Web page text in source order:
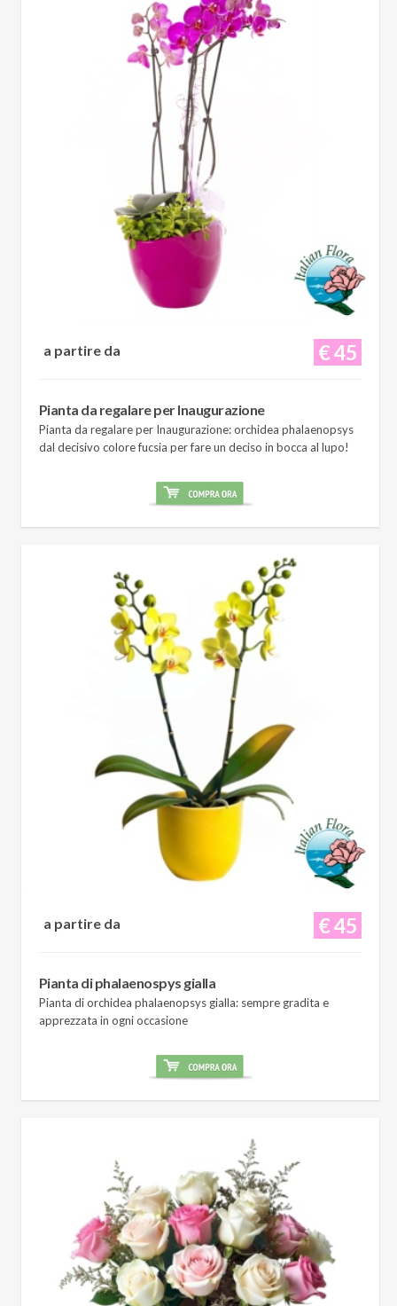
€ 45
a partire da
Pianta da regalare per Inaugurazione
Pianta da regalare per Inaugurazione: orchidea phalaenopsys
dal decisivo colore fucsia per fare un deciso in bocca al lupo!
€ 45
a partire da
Pianta di phalaenospys gialla
Pianta di orchidea phalaenopsys gialla: sempre gradita e
apprezzata in ogni occasione